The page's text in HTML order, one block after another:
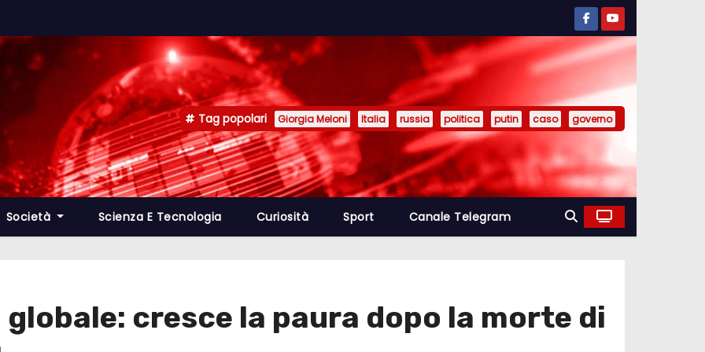
Tag popolari Giorgia Meloni Italia russia politica putin caso governo
Società Scienza E Tecnologia Curiosità Sport Canale Telegram
cresce la paura dopo la morte di